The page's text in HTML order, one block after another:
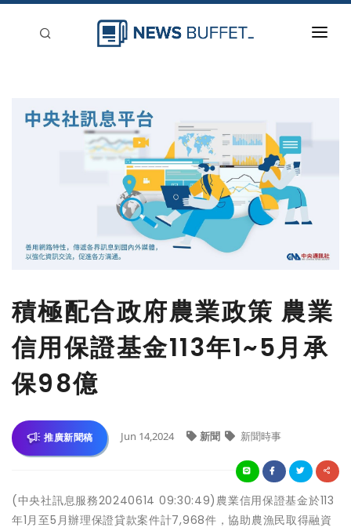
積極配合政府農業政策 農業
信用保證基金113年1~5月承
保98億
推廣新聞稿 Jun 14,2024 新聞 新聞時事
(中央社訊息服務20240614 09:30:49)農業信用保證基金於113
年1月至5月辦理保證貸款案件計7,968件，協助農漁民取得融資